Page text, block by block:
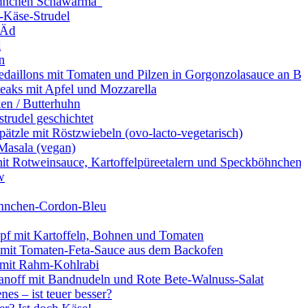
Strudel
mit Tomaten und Pilzen in Gorgonzolasauce an
mit Apfel und Mozzarella
/ Butterhuhn
geschichtet
mit Röstzwiebeln (ovo-lacto-vegetarisch)
(vegan)
Rotweinsauce, Kartoffelpüreetalern und Speckböhnchen
Cordon-Bleu
mit Kartoffeln, Bohnen und Tomaten
Tomaten-Feta-Sauce aus dem Backofen
Rahm-Kohlrabi
mit Bandnudeln und Rote Bete-Walnuss-Salat
– ist teuer besser?